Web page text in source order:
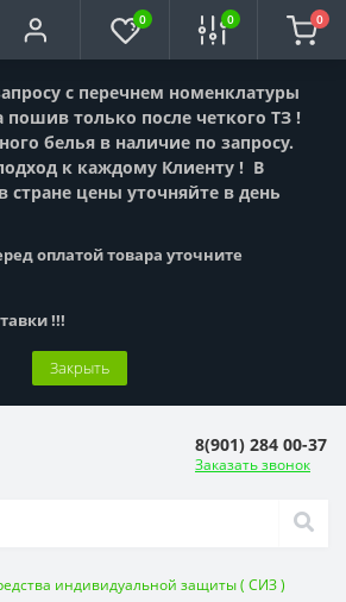
с перечнем номенклатуры
пошив только после четкого ТЗ !
белья в наличие по запросу.
к каждому Клиенту ! В
стране цены уточняйте в день
оплатой товара уточните
!!!
Закрыть
0 0 0
8(901) 284 00-37
Заказать звонок
индивидуальной защиты ( СИЗ )